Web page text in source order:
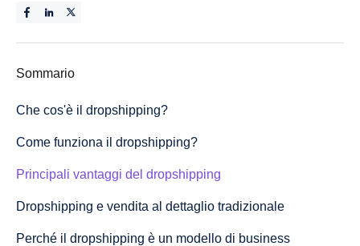
Sommario
Che cos'è il dropshipping?
Come funziona il dropshipping?
Principali vantaggi del dropshipping
Dropshipping e vendita al dettaglio tradizionale
Perché il dropshipping è un modello di business